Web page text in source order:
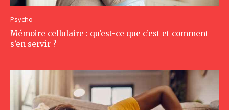
Psycho
Mémoire cellulaire : qu’est-ce que c’est et comment
s’en servir ?